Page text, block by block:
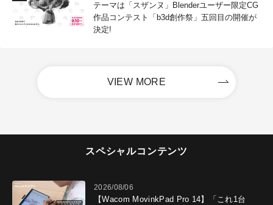
テーマは「スザンヌ」Blenderユーザー限定CG
作品コンテスト「b3d創作祭」五回目の開催が
決定!
VIEW MORE
スペシャルコンテンツ
2026/08/06
【Wacom MovinkPad Pro 14】「これ1台